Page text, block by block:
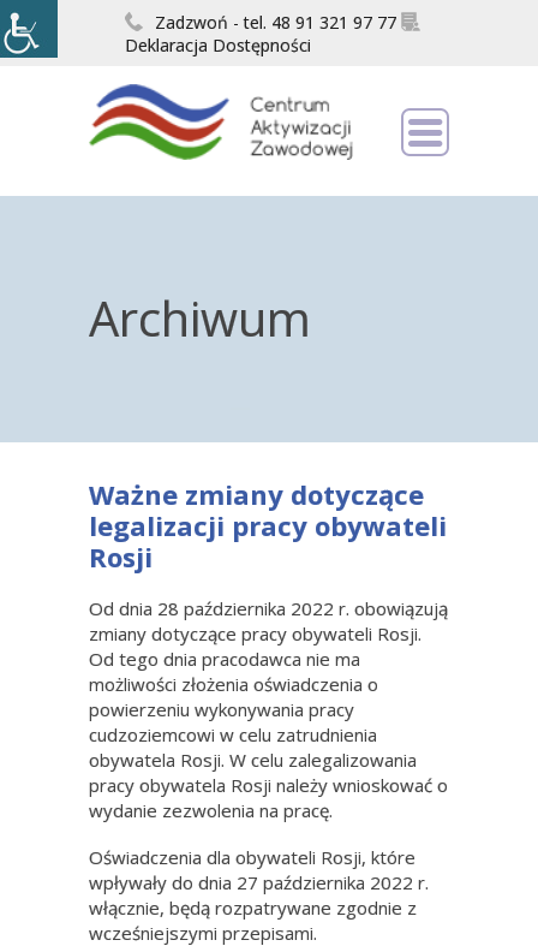
Zadzwoń - tel. 48 91 321 97 77
Deklaracja Dostępności
Archiwum
Ważne zmiany dotyczące
legalizacji pracy obywateli
Rosji
Od dnia 28 października 2022 r. obowiązują
zmiany dotyczące pracy obywateli Rosji.
Od tego dnia pracodawca nie ma
możliwości złożenia oświadczenia o
powierzeniu wykonywania pracy
cudzoziemcowi w celu zatrudnienia
obywatela Rosji. W celu zalegalizowania
pracy obywatela Rosji należy wnioskować o
wydanie zezwolenia na pracę.
Oświadczenia dla obywateli Rosji, które
wpływały do dnia 27 października 2022 r.
włącznie, będą rozpatrywane zgodnie z
wcześniejszymi przepisami.